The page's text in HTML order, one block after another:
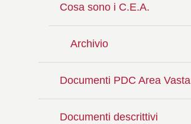
Cosa sono i C.E.A.
Archivio
Documenti PDC Area Vasta
Documenti descrittivi